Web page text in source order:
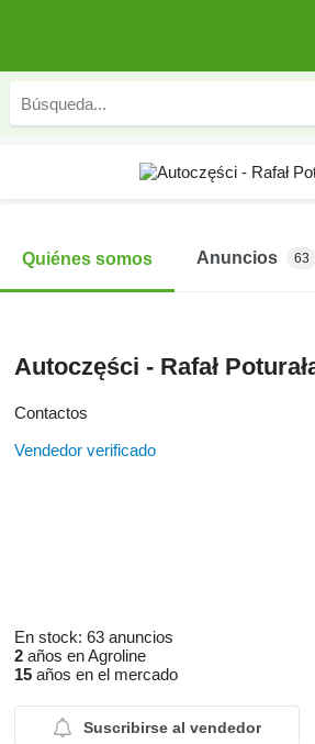
Quiénes somos Anuncios 63
Autoczęści - Rafał
Contactos
Vendedor verificado
En stock: 63 anuncios
2 años en Agroline
15 años en el mercado
Suscribirse al vendedor